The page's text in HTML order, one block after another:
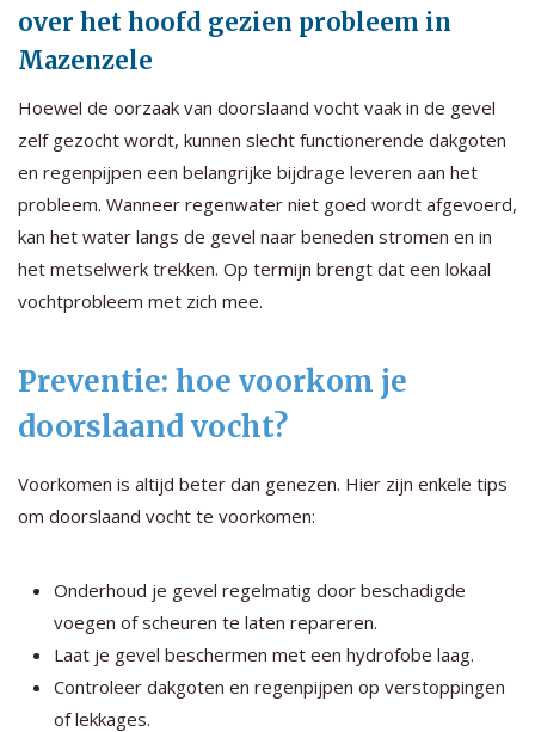
over het hoofd gezien probleem in
Mazenzele
Hoewel de oorzaak van doorslaand vocht vaak in de gevel
zelf gezocht wordt, kunnen slecht functionerende dakgoten
en regenpijpen een belangrijke bijdrage leveren aan het
probleem. Wanneer regenwater niet goed wordt afgevoerd,
kan het water langs de gevel naar beneden stromen en in
het metselwerk trekken. Op termijn brengt dat een lokaal
vochtprobleem met zich mee.
Preventie: hoe voorkom je
doorslaand vocht?
Voorkomen is altijd beter dan genezen. Hier zijn enkele tips
om doorslaand vocht te voorkomen:
Onderhoud je gevel regelmatig door beschadigde
voegen of scheuren te laten repareren.
Laat je gevel beschermen met een hydrofobe laag.
Controleer dakgoten en regenpijpen op verstoppingen
of lekkages.